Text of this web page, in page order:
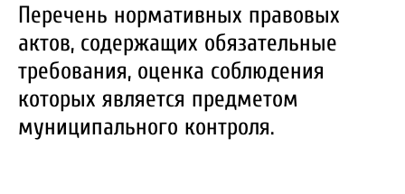
Перечень нормативных правовых
актов, содержащих обязательные
требования, оценка соблюдения
которых является предметом
муниципального контроля.